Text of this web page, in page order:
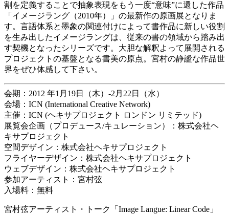
割を定義することで抽象表現をもう一度“意味”に還した作品
「イメージラング（2010年）」の最新作の原画展となりま
す。言語体系と墨象の関連付けによって書作品に新しい役割
を生み出したイメージラングは、従来の書の領域から踏み出
す契機となったシリーズです。大胆な解釈よって展開される
プロジェクトの基盤となる書美の原点。宮村の静謐な作品世
界をぜひ体感して下さい。
会期：2012 年1月19日（木）-2月22日（水）
会場：ICN (International Creative Network)
主催：ICN (ヘキサプロジェクト ロンドン リミテッド)
展覧会企画（プロデュース/キュレーション）：株式会社ヘ
キサプロジェクト
空間デザイン：株式会社ヘキサプロジェクト
フライヤーデザイン：株式会社ヘキサプロジェクト
ウェブデザイン：株式会社ヘキサプロジェクト
参加アーティスト：宮村弦
入場料：無料
宮村弦アーティスト・トーク「Image Langue: Linear Code」